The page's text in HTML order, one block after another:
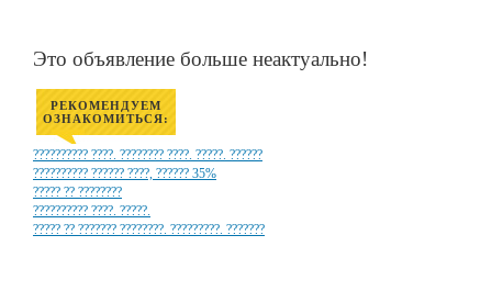
Это объявление больше неактуально!
РЕКОМЕНДУЕМ
ОЗНАКОМИТЬСЯ:
?????????? ????. ???????? ????. ?????. ??????
?????????? ?????? ????, ?????? 35%
????? ?? ????????
?????????? ????. ?????.
????? ?? ??????? ????????. ?????????. ???????